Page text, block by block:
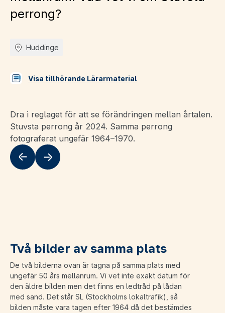
perrong?
Huddinge
Visa tillhörande Lärarmaterial
Dra i reglaget för att se förändringen mellan årtalen.
Stuvsta perrong år 2024. Samma perrong
fotograferat ungefär 1964–1970.
Flytta till vänster
Flytta till höger
Två bilder av samma plats
De två bilderna ovan är tagna på samma plats med
ungefär 50 års mellanrum. Vi vet inte exakt datum för
den äldre bilden men det finns en ledtråd på lådan
med sand. Det står SL (Stockholms lokaltrafik), så
bilden måste vara tagen efter 1964 då det bestämdes